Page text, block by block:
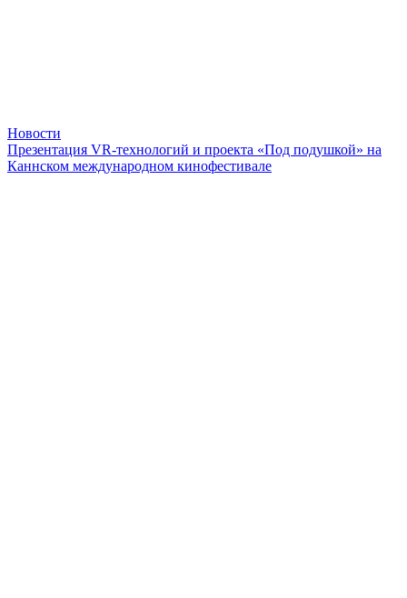
Новости
Презентация VR-технологий и проекта «Под подушкой» на
Каннском международном кинофестивале